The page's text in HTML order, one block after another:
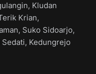
Kludan
Krian,
Suko Sidoarjo,
Kedungrejo